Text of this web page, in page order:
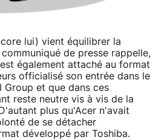
lui) vient équilibrer la
de presse rappelle,
également attaché au format
officialisé son entrée dans le
Group et que dans ces
reste neutre vis à vis de la
plus qu'Acer n'avait
de se détacher
développé par Toshiba.